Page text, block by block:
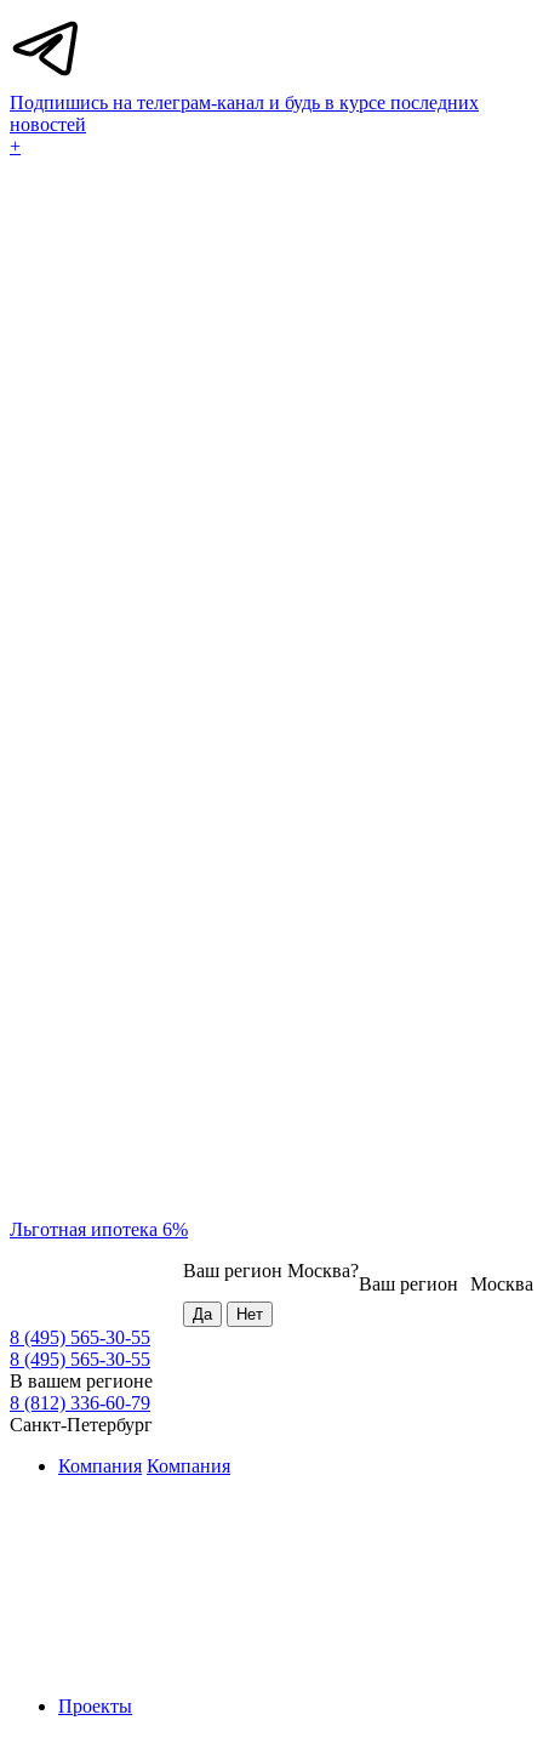
Подпишись на телеграм-канал и будь в курсе последних
новостей
+
Льготная ипотека 6%
Москва
Ваш регион
Ваш регион Москва?
8 (495) 565-30-55
8 (495) 565-30-55
В вашем регионе
8 (812) 336-60-79
Санкт-Петербург
Компания Компания
Проекты